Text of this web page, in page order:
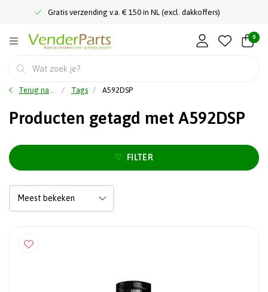
Gratis verzending v.a. € 150 in NL (excl. dakkoffers)
0
Terug naar home Tags A592DSP
Producten getagd met A592DSP
FILTER